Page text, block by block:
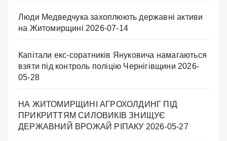
Люди Медведчука захоплюють державні активи
на Житомирщині 2026-07-14
Капітали екс-соратників Януковича намагаються
взяти під контроль поліцію Чернігівщини 2026-
05-28
НА ЖИТОМИРЩИНІ АГРОХОЛДИНГ ПІД
ПРИКРИТТЯМ СИЛОВИКІВ ЗНИЩУЄ
ДЕРЖАВНИЙ ВРОЖАЙ РІПАКУ ​ 2026-05-27